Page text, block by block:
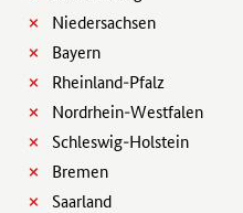
Niedersachsen
Bayern
Rheinland-Pfalz
Nordrhein-Westfalen
Schleswig-Holstein
Bremen
Saarland